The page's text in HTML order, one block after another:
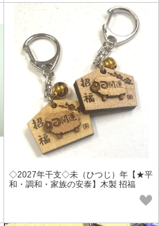
◇2027年干支◇未（ひつじ）年【★平
和・調和・家族の安泰】木製 招福